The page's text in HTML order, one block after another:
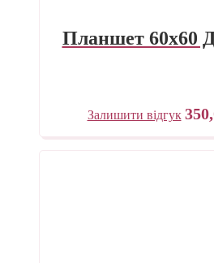
Планшет 60х60
Залишити відгук